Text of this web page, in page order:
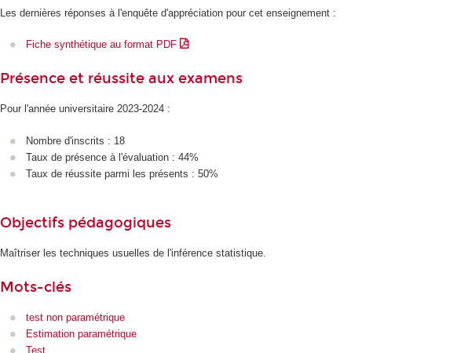
Les dernières réponses à l'enquête d'appréciation pour cet enseignement :
Fiche synthétique au format PDF
Présence et réussite aux examens
Pour l'année universitaire 2023-2024 :
Nombre d'inscrits : 18
Taux de présence à l'évaluation : 44%
Taux de réussite parmi les présents : 50%
Objectifs pédagogiques
Maîtriser les techniques usuelles de l'inférence statistique.
Mots-clés
test non paramétrique
Estimation paramétrique
Test